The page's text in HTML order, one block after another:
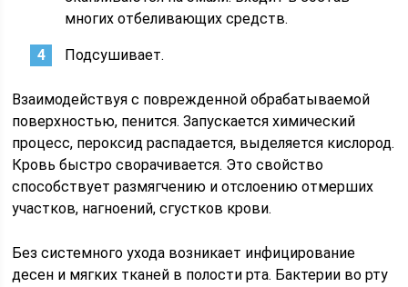
многих отбеливающих средств.
Подсушивает.
Взаимодействуя с поврежденной обрабатываемой
поверхностью, пенится. Запускается химический
процесс, пероксид распадается, выделяется кислород.
Кровь быстро сворачивается. Это свойство
способствует размягчению и отслоению отмерших
участков, нагноений, сгустков крови.
Без системного ухода возникает инфицирование
десен и мягких тканей в полости рта. Бактерии во рту